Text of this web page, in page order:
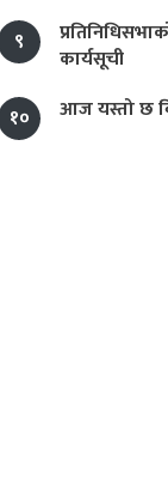
९
कार्यसूची
१०
आज यस्तो छ